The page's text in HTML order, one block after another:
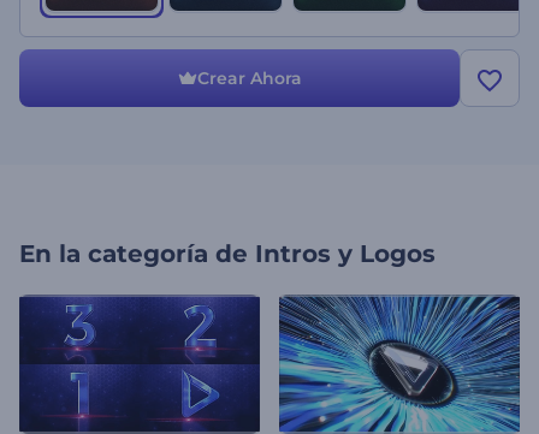
Crear Ahora
En la categoría de Intros y Logos